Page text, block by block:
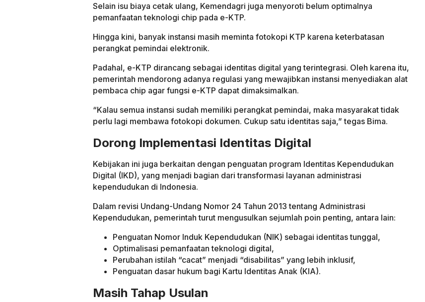
Selain isu biaya cetak ulang, Kemendagri juga menyoroti belum optimalnya
pemanfaatan teknologi chip pada e-KTP.
Hingga kini, banyak instansi masih meminta fotokopi KTP karena keterbatasan
perangkat pemindai elektronik.
Padahal, e-KTP dirancang sebagai identitas digital yang terintegrasi. Oleh karena itu,
pemerintah mendorong adanya regulasi yang mewajibkan instansi menyediakan alat
pembaca chip agar fungsi e-KTP dapat dimaksimalkan.
“Kalau semua instansi sudah memiliki perangkat pemindai, maka masyarakat tidak
perlu lagi membawa fotokopi dokumen. Cukup satu identitas saja,” tegas Bima.
Dorong Implementasi Identitas Digital
Kebijakan ini juga berkaitan dengan penguatan program Identitas Kependudukan
Digital (IKD), yang menjadi bagian dari transformasi layanan administrasi
kependudukan di Indonesia.
Dalam revisi Undang-Undang Nomor 24 Tahun 2013 tentang Administrasi
Kependudukan, pemerintah turut mengusulkan sejumlah poin penting, antara lain:
Penguatan Nomor Induk Kependudukan (NIK) sebagai identitas tunggal,
Optimalisasi pemanfaatan teknologi digital,
Perubahan istilah “cacat” menjadi “disabilitas” yang lebih inklusif,
Penguatan dasar hukum bagi Kartu Identitas Anak (KIA).
Masih Tahap Usulan